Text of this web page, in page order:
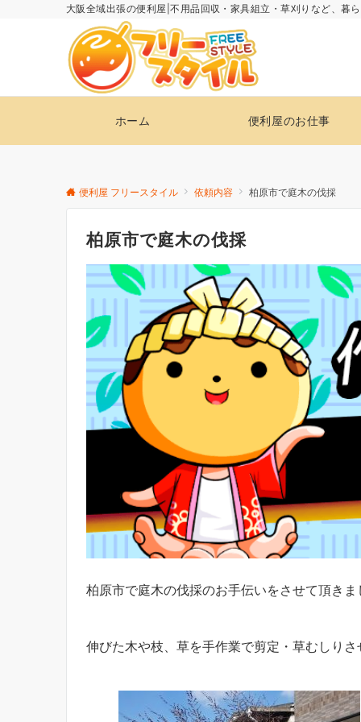
大阪全域出張の便利屋|不用品回収・家具組立・草刈りなど、暮
ホーム 便利屋のお仕事
便利屋 フリースタイル 依頼内容 柏原市で庭木の伐採
柏原市で庭木の伐採
柏原市で庭木の伐採のお手伝いをさせて頂きま
伸びた木や枝、草を手作業で剪定・草むしり